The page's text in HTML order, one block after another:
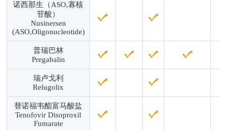
诺西那生（ASO,寡核
苷酸）
Nusinersen
(ASO,Oligonucleotide)
普瑞巴林
Pregabalin
瑞卢戈利
Relugolix
替诺福韦酯富马酸盐
Tenofovir Disoproxil
Fumarate